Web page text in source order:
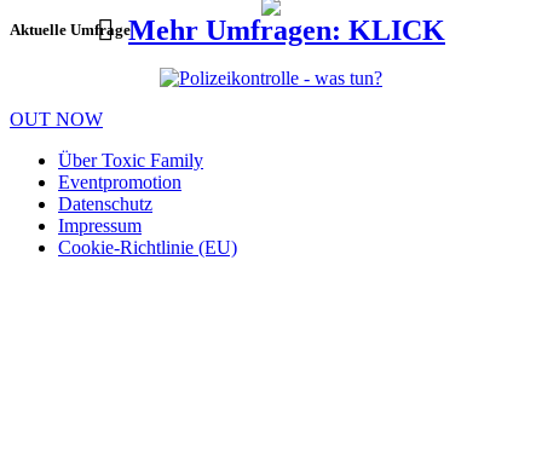
Aktuelle UmfrageMehr Umfragen: KLICK
OUT NOW
Über Toxic Family
Eventpromotion
Datenschutz
Impressum
Cookie-Richtlinie (EU)